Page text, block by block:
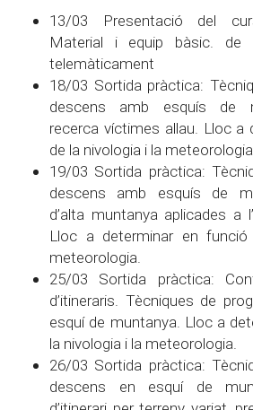
13/03 Presentació del
Material i equip bàsic. de
telemàticament
18/03 Sortida pràctica:
descens amb esquís de
recerca víctimes allau. Lloc a
de la nivologia i la
19/03 Sortida pràctica:
descens amb esquís de
d’alta muntanya aplicades a
Lloc a determinar en
meteorologia.
25/03 Sortida pràctica:
d’itineraris. Tècniques de
esquí de muntanya. Lloc a
la nivologia i la meteorologia.
26/03 Sortida pràctica:
descens en esquí de